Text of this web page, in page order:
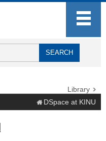
Library
DSpace at KINU